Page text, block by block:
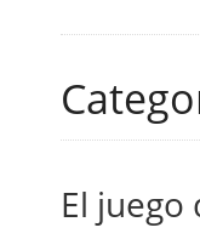
El juego